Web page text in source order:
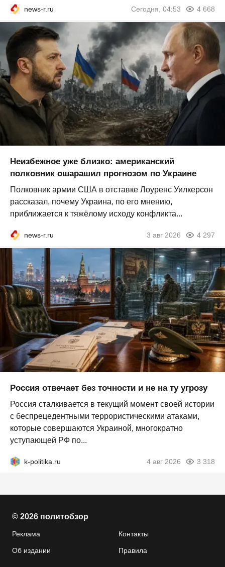
news-r.ru Сегодня, 04:53 4 668
Неизбежное уже близко: американский
полковник ошарашил прогнозом по Украине
Полковник армии США в отставке Лоуренс Уилкерсон
рассказал, почему Украина, по его мнению,
приближается к тяжёлому исходу конфликта...
news-r.ru 3 авг 2026 4 297
Россия отвечает без точности и не на ту угрозу
Россия сталкивается в текущий момент своей истории
с беспрецедентными террористическими атаками,
которые совершаются Украиной, многократно
уступающей РФ по...
k-politika.ru 4 авг 2026 3 318
© 2026 политобзор
Реклама Контакты
Об издании Правила